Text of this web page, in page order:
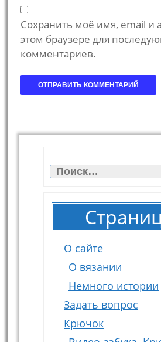
Сохранить моё имя, email и
этом браузере для
комментариев.
Найти:
О сайте
О вязании
Немного истории
Задать вопрос
Крючок